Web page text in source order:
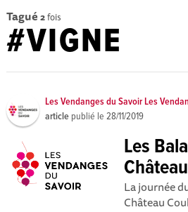
Tagué 2fois
#VIGNE
Les Vendanges du Savoir Les
article publié le28/11/2019
Les
La journée
Château